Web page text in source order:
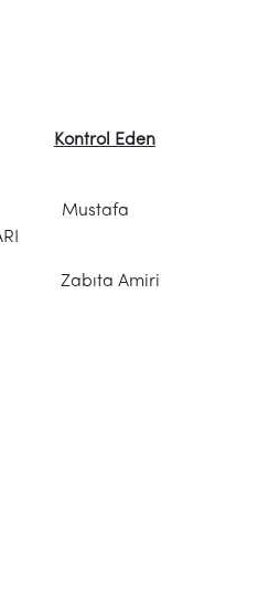
Kontrol Eden
Mustafa
Zabıta Amiri